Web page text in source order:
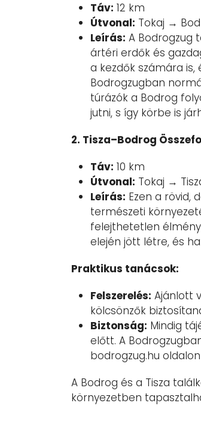
Táv: 12 km
Útvonal: Tokaj →
Leírás: A Bodrogzug
ártéri erdők és
a kezdők számára
Bodrogzugban
túrázók a Bodrog
jutni, s így körbe is
2. Tisza–Bodrog
Táv: 10 km
Útvonal: Tokaj →
Leírás: Ezen a rövid,
természeti
felejthetetlen
elején jött létre, és
Praktikus tanácsok:
Felszerelés: Ajánlott
kölcsönzők
Biztonság: Mindig
előtt. A
bodrogzug.hu
A Bodrog és a Tisza
környezetben